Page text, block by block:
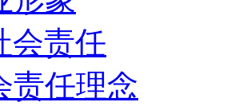
会责任
责任理念